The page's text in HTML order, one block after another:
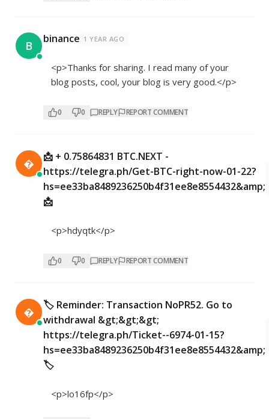
B binance 1 YEAR AGO
<p>Thanks for sharing. I read many of your
blog posts, cool, your blog is very good.</p>
0 0 REPLY REPORT COMMENT

📩 + 0.75864831 BTC.NEXT -
https://telegra.ph/Get-BTC-right-now-01-22?
hs=ee33ba8489236250b4f31ee8e8554432&amp;
📩
<p>hdyqtk</p>
0 0 REPLY REPORT COMMENT

🏷 Reminder: Transaction NoPR52. Go to
withdrawal &gt;&gt;&gt;
https://telegra.ph/Ticket--6974-01-15?
hs=ee33ba8489236250b4f31ee8e8554432&amp;
🏷
<p>lo16fp</p>